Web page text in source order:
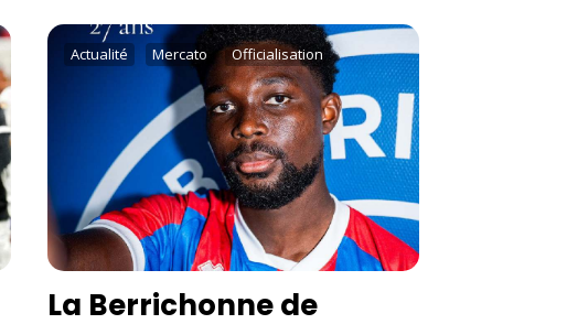
Actualité Mercato Officialisation
La Berrichonne de